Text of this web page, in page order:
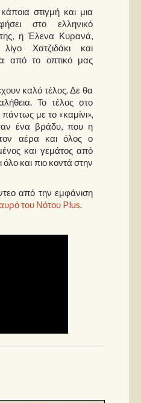
στιγμή και μια
στο ελληνικό
η Έλενα Κυρανά,
Χατζιδάκι και
από το οπτικό μας
καλό τέλος. Δε θα
Το τέλος στο
με το «καμίνι»,
ένα βράδυ, που η
αέρα και όλος ο
και γεμάτος από
όλο και πιο κοντά στην
από την εμφάνιση
του Νότου Plus.